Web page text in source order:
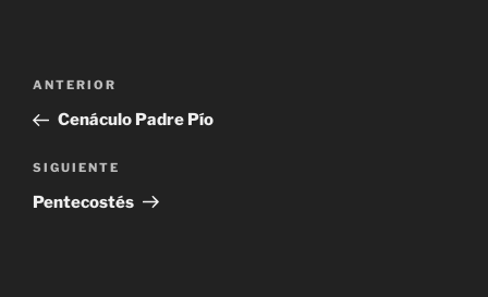
Navegación
entradas
Entrada
anterior:
ANTERIOR
Cenáculo Padre Pío
Siguiente
entrada
SIGUIENTE
Pentecostés